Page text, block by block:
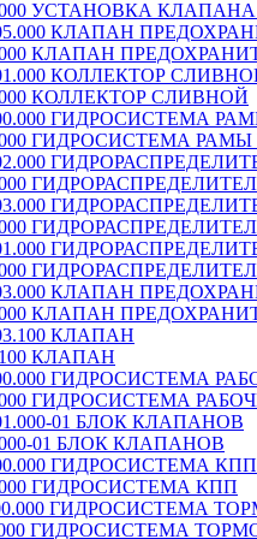
УСТАНОВКА
КЛАПАН
КОЛЛЕКТОР СЛИВНОЙ
ГИДРОСИСТЕМА
КЛАПАН
КЛАПАН
ГИДРОСИСТЕМА
01 БЛОК КЛАПАНОВ
ГИДРОСИСТЕМА КПП
ГИДРОСИСТЕМА